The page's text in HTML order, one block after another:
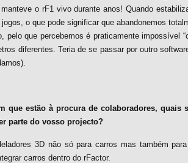
o rF1 vivo durante anos! Quando
o que pode significar que abandonemos
pelo que percebemos é praticamente impossível
diferentes. Teria de se passar por outro
que estão à procura de colaboradores, quais
parte do vosso projecto?
3D não só para carros mas também
carros dentro do rFactor.